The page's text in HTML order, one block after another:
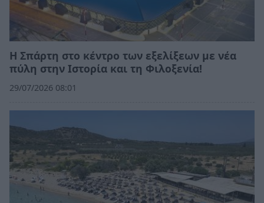
Η Σπάρτη στο κέντρο των εξελίξεων με νέα
πύλη στην Ιστορία και τη Φιλοξενία!
29/07/2026 08:01